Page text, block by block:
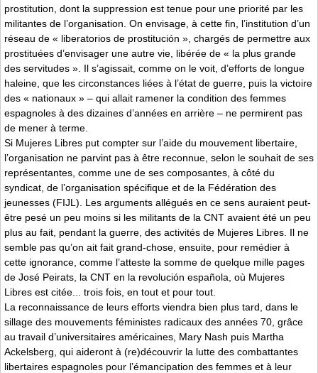
prostitution, dont la suppression est tenue pour une priorité par les
militantes de l’organisation. On envisage, à cette fin, l’institution d’un
réseau de « liberatorios de prostitución », chargés de permettre aux
prostituées d’envisager une autre vie, libérée de « la plus grande
des servitudes ». Il s’agissait, comme on le voit, d’efforts de longue
haleine, que les circonstances liées à l’état de guerre, puis la victoire
des « nationaux » – qui allait ramener la condition des femmes
espagnoles à des dizaines d’années en arrière – ne permirent pas
de mener à terme.
Si Mujeres Libres put compter sur l’aide du mouvement libertaire,
l’organisation ne parvint pas à être reconnue, selon le souhait de ses
représentantes, comme une de ses composantes, à côté du
syndicat, de l’organisation spécifique et de la Fédération des
jeunesses (FIJL). Les arguments allégués en ce sens auraient peut-
être pesé un peu moins si les militants de la CNT avaient été un peu
plus au fait, pendant la guerre, des activités de Mujeres Libres. Il ne
semble pas qu’on ait fait grand-chose, ensuite, pour remédier à
cette ignorance, comme l’atteste la somme de quelque mille pages
de José Peirats, la CNT en la revolución española, où Mujeres
Libres est citée... trois fois, en tout et pour tout.
La reconnaissance de leurs efforts viendra bien plus tard, dans le
sillage des mouvements féministes radicaux des années 70, grâce
au travail d’universitaires américaines, Mary Nash puis Martha
Ackelsberg, qui aideront à (re)découvrir la lutte des combattantes
libertaires espagnoles pour l’émancipation des femmes et à leur